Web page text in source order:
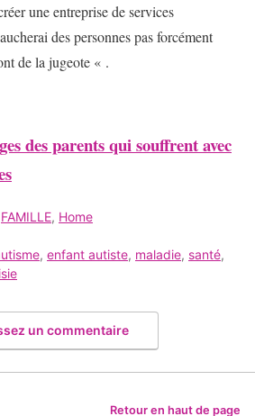
une entreprise de services
des personnes pas forcément
de la jugeote « .
des parents qui souffrent avec
FAMILLE, Home
, enfant autiste, maladie, santé,
un commentaire
Retour en haut de page